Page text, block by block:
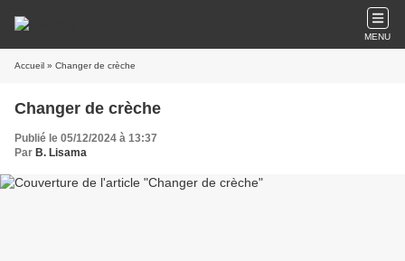
MENU
Accueil » Changer de crèche
Changer de crèche
Publié le 05/12/2024 à 13:37
Par B. Lisama